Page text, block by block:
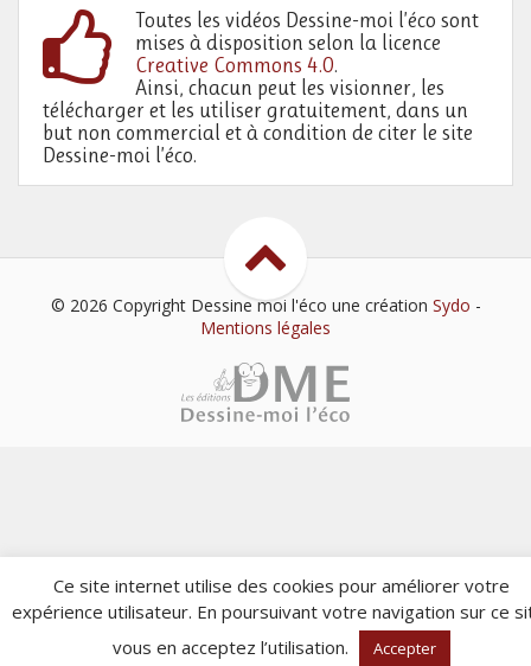
Toutes les vidéos Dessine-moi l’éco sont
mises à disposition selon la licence
Creative Commons 4.0.
Ainsi, chacun peut les visionner, les
télécharger et les utiliser gratuitement, dans un
but non commercial et à condition de citer le site
Dessine-moi l’éco.
© 2026 Copyright Dessine moi l'éco une création Sydo -
Mentions légales
Ce site internet utilise des cookies pour améliorer votre
expérience utilisateur. En poursuivant votre navigation sur ce
vous en acceptez l’utilisation.
Accepter